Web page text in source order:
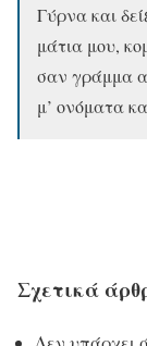
Γύρνα και
μάτια μου,
σαν γράμμα
μ’ ονόματα
Σχετικά